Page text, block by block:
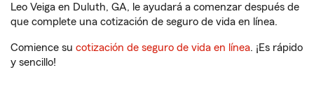
Leo Veiga en Duluth, GA, le ayudará a comenzar después de
que complete una cotización de seguro de vida en línea.
Comience su cotización de seguro de vida en línea. ¡Es rápido
y sencillo!